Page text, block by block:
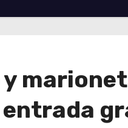
entrada